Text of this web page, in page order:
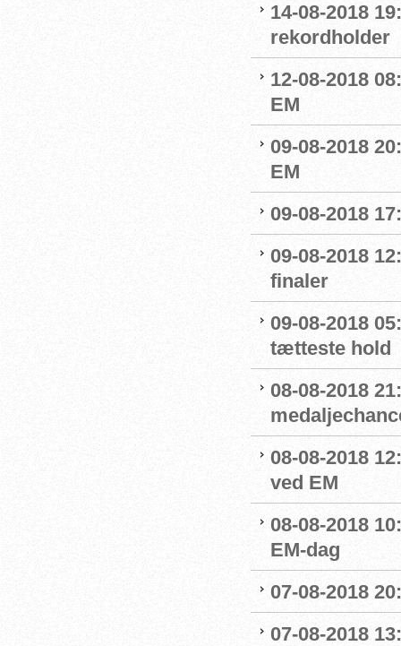
14-08-2018
rekordholder
12-08-2018
EM
09-08-2018
EM
09-08-2018
09-08-2018
finaler
09-08-2018
tætteste hold
08-08-2018
08-08-2018
ved EM
08-08-2018
EM-dag
07-08-2018
07-08-2018